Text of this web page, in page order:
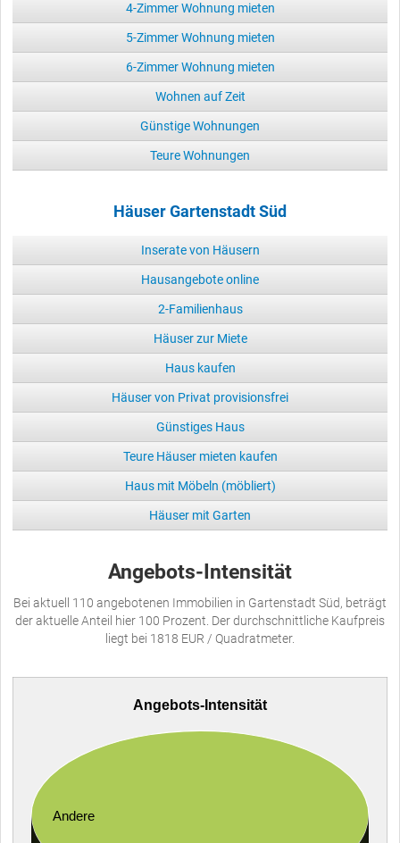
4-Zimmer Wohnung mieten
5-Zimmer Wohnung mieten
6-Zimmer Wohnung mieten
Wohnen auf Zeit
Günstige Wohnungen
Teure Wohnungen
Häuser Gartenstadt Süd
Inserate von Häusern
Hausangebote online
2-Familienhaus
Häuser zur Miete
Haus kaufen
Häuser von Privat provisionsfrei
Günstiges Haus
Teure Häuser mieten kaufen
Haus mit Möbeln (möbliert)
Häuser mit Garten
Angebots-Intensität
Bei aktuell 110 angebotenen Immobilien in Gartenstadt Süd, beträgt
der aktuelle Anteil hier 100 Prozent. Der durchschnittliche Kaufpreis
liegt bei 1818 EUR / Quadratmeter.
Angebots-Intensität
Andere